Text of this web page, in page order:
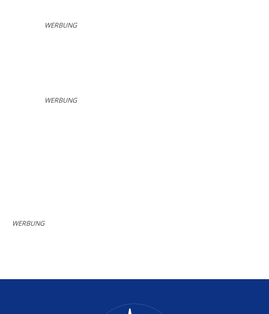
WERBUNG
WERBUNG
WERBUNG